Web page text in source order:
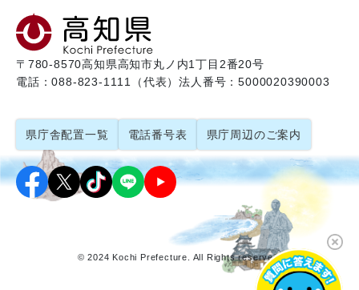
〒780-8570高知県高知市丸ノ内1丁目2番20号
電話：088-823-1111（代表）法人番号：5000020390003
県庁舎配置一覧 電話番号表 県庁周辺のご案内
© 2024 Kochi Prefecture. All Rights reserved.